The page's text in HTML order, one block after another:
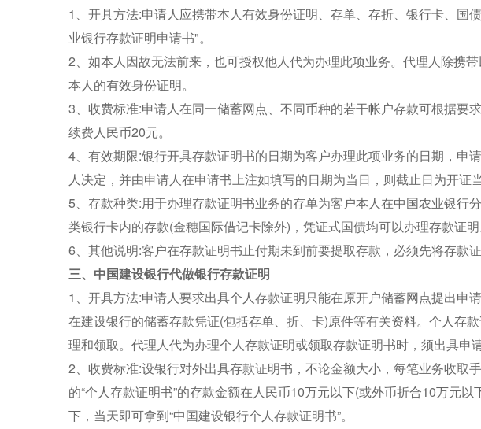
1、开具方法:申请人应携带本人有效身份证明、存单、存折、银行卡、国
业银行存款证明申请书"。
2、如本人因故无法前来，也可授权他人代为办理此项业务。代理人除携
本人的有效身份证明。
3、收费标准:申请人在同一储蓄网点、不同币种的若干帐户存款可根据要
续费人民币20元。
4、有效期限:银行开具存款证明书的日期为客户办理此项业务的日期，申
人决定，并由申请人在申请书上注如填写的日期为当日，则截止日为开证当
5、存款种类:用于办理存款证明书业务的存单为客户本人在中国农业银行
类银行卡内的存款(金穗国际借记卡除外)，凭证式国债均可以办理存款证明
6、其他说明:客户在存款证明书止付期未到前要提取存款，必须先将存款
三、中国建设银行代做银行存款证明
1、开具方法:申请人要求出具个人存款证明只能在原开户储蓄网点提出申
在建设银行的储蓄存款凭证(包括存单、折、卡)原件等有关资料。个人存
理和领取。代理人代为办理个人存款证明或领取存款证明书时，须出具申
2、收费标准:设银行对外出具存款证明书，不论金额大小，每笔业务收取
的“个人存款证明书”的存款金额在人民币10万元以下(或外币折合10万元
下，当天即可拿到“中国建设银行个人存款证明书”。